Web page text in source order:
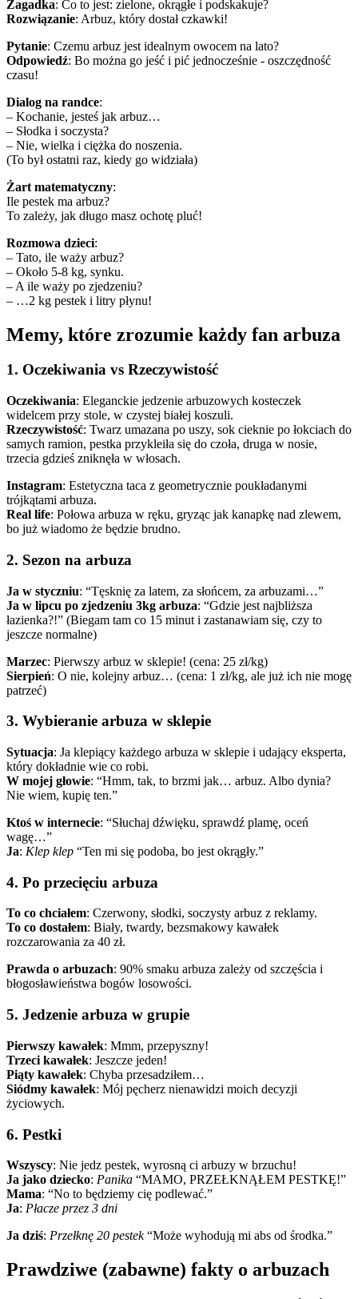
Zagadka: Co to jest: zielone, okrągłe i podskakuje?
Rozwiązanie: Arbuz, który dostał czkawki!
Pytanie: Czemu arbuz jest idealnym owocem na lato?
Odpowiedź: Bo można go jeść i pić jednocześnie - oszczędność
czasu!
Dialog na randce:
– Kochanie, jesteś jak arbuz…
– Słodka i soczysta?
– Nie, wielka i ciężka do noszenia.
(To był ostatni raz, kiedy go widziała)
Żart matematyczny:
Ile pestek ma arbuz?
To zależy, jak długo masz ochotę pluć!
Rozmowa dzieci:
– Tato, ile waży arbuz?
– Około 5-8 kg, synku.
– A ile waży po zjedzeniu?
– …2 kg pestek i litry płynu!
Memy, które zrozumie każdy fan arbuza
1. Oczekiwania vs Rzeczywistość
Oczekiwania: Eleganckie jedzenie arbuzowych kosteczek
widelcem przy stole, w czystej białej koszuli.
Rzeczywistość: Twarz umazana po uszy, sok cieknie po łokciach do
samych ramion, pestka przykleiła się do czoła, druga w nosie,
trzecia gdzieś zniknęła w włosach.
Instagram: Estetyczna taca z geometrycznie poukładanymi
trójkątami arbuza.
Real life: Połowa arbuza w ręku, gryząc jak kanapkę nad zlewem,
bo już wiadomo że będzie brudno.
2. Sezon na arbuza
Ja w styczniu: “Tęsknię za latem, za słońcem, za arbuzami…”
Ja w lipcu po zjedzeniu 3kg arbuza: “Gdzie jest najbliższa
łazienka?!” (Biegam tam co 15 minut i zastanawiam się, czy to
jeszcze normalne)
Marzec: Pierwszy arbuz w sklepie! (cena: 25 zł/kg)
Sierpień: O nie, kolejny arbuz… (cena: 1 zł/kg, ale już ich nie mogę
patrzeć)
3. Wybieranie arbuza w sklepie
Sytuacja: Ja klepiący każdego arbuza w sklepie i udający eksperta,
który dokładnie wie co robi.
W mojej głowie: “Hmm, tak, to brzmi jak… arbuz. Albo dynia?
Nie wiem, kupię ten.”
Ktoś w internecie: “Słuchaj dźwięku, sprawdź plamę, oceń
wagę…”
Ja: Klep klep “Ten mi się podoba, bo jest okrągły.”
4. Po przecięciu arbuza
To co chciałem: Czerwony, słodki, soczysty arbuz z reklamy.
To co dostałem: Biały, twardy, bezsmakowy kawałek
rozczarowania za 40 zł.
Prawda o arbuzach: 90% smaku arbuza zależy od szczęścia i
błogosławieństwa bogów losowości.
5. Jedzenie arbuza w grupie
Pierwszy kawałek: Mmm, przepyszny!
Trzeci kawałek: Jeszcze jeden!
Piąty kawałek: Chyba przesadziłem…
Siódmy kawałek: Mój pęcherz nienawidzi moich decyzji
życiowych.
6. Pestki
Wszyscy: Nie jedz pestek, wyrosną ci arbuzy w brzuchu!
Ja jako dziecko: Panika “MAMO, PRZEŁKNĄŁEM PESTKĘ!”
Mama: “No to będziemy cię podlewać.”
Ja: Płacze przez 3 dni
Ja dziś: Przełknę 20 pestek“Może wyhodują mi abs od środka.”
Prawdziwe (zabawne) fakty o arbuzach